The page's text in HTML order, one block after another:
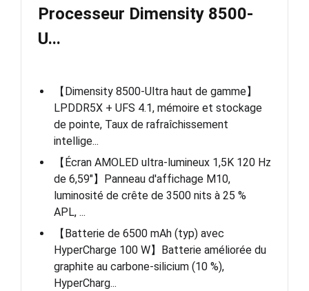
Processeur Dimensity 8500-
U...
【Dimensity 8500-Ultra haut de gamme】
LPDDR5X + UFS 4.1, mémoire et stockage
de pointe, Taux de rafraîchissement
intellige...
【Écran AMOLED ultra-lumineux 1,5K 120 Hz
de 6,59"】Panneau d'affichage M10,
luminosité de crête de 3500 nits à 25 %
APL, ...
【Batterie de 6500 mAh (typ) avec
HyperCharge 100 W】Batterie améliorée du
graphite au carbone-silicium (10 %),
HyperCharg...